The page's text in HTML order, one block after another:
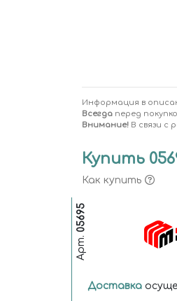
Информация в
Всегда перед
Внимание! В связи с
Купить
Как купить
Арт.
05695
Доставка